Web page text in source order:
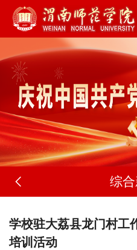
综
学校驻大荔县龙门村工
培训活动